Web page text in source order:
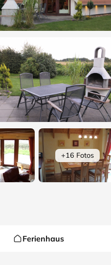
+16 Fotos
Ferienhaus